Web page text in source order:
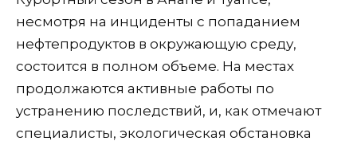
несмотря на инциденты с попаданием
нефтепродуктов в окружающую среду,
состоится в полном объеме. На местах
продолжаются активные работы по
устранению последствий, и, как отмечают
специалисты, экологическая обстановка